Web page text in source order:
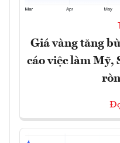
Giá vàng tăng
cáo việc làm Mỹ,